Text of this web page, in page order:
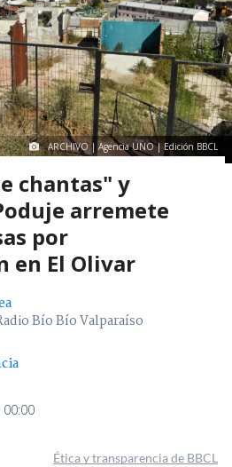
ARCHIVO | Agencia UNO | Edición BBCL
chantas" y
arremete
por
en El Olivar
Bío Bío Valparaíso
Ética y transparencia de BBCL